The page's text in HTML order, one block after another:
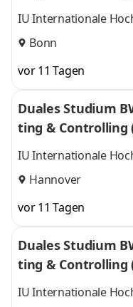
uell
IU Internationale
Bonn
vor 11 Tagen
Duales Studium
ting & Controlling
uell
IU Internationale
Hannover
vor 11 Tagen
Duales Studium
ting & Controlling
uell
IU Internationale